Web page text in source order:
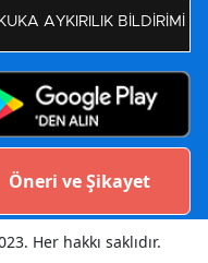
AYKIRILIK BİLDİRİMİ
Öneri ve Şikayet
Her hakkı saklıdır.